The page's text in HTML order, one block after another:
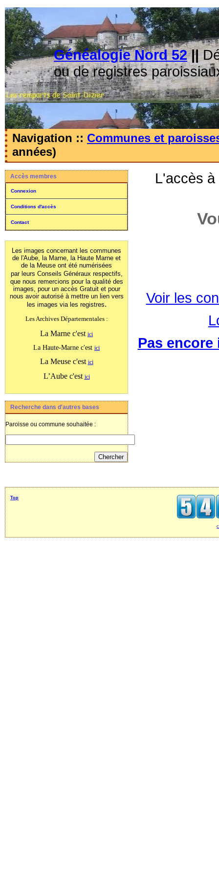
Généalogie Nord 52||
ou de registres
Navigation :: Communes et
années)
Accès membres
Connexion
Conditions d'accès
Contact
Les images concernant les communes
de l'Aube, la Marne, la Haute Marne et
de la Meuse ont été numérisées
par leurs Conseils Généraux respectifs,
que nous remercions pour la qualité des
images, pour un accès Gratuit et pour
nous avoir autorisé à mettre un lien vers
les images via les registres.
Les Archives Départementales :
La Marne c'est ici
La Haute-Marne c'est ici
La Meuse c'est ici
L’Aube c'est ici
Recherche dans d'autres bases
Paroisse ou commune souhaitée :
L'accès
Voir les
Pas
Top